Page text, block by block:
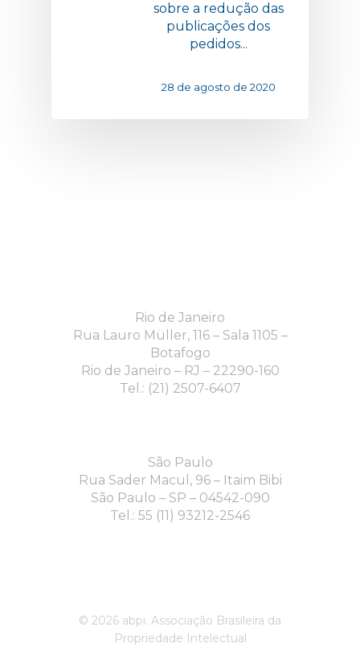
sobre a redução das
publicações dos
pedidos...
28 de agosto de 2020
Rio de Janeiro
Rua Lauro Müller, 116 – Sala 1105 –
Botafogo
Rio de Janeiro – RJ – 22290-160
Tel.: (21) 2507-6407
São Paulo
Rua Sader Macul, 96 – Itaim Bibi
São Paulo – SP – 04542-090
Tel.: 55 (11) 93212-2546
© 2026 abpi. Associação Brasileira da
Propriedade Intelectual